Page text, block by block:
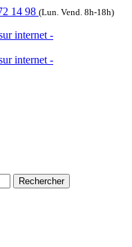
14 98 (Lun. Vend. 8h-18h)
Rechercher